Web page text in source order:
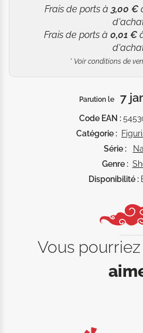
Frais de ports à 3,00 €
Frais de ports à 0,01 €
* Voir conditions de
Parution le 7
Code EAN :
Catégorie :
Série :
Genre :
Disponibilité :
Vous